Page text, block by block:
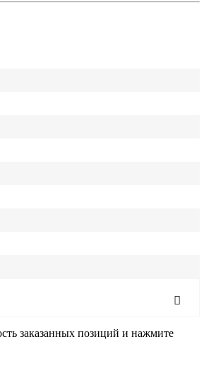
заказанных позиций и нажмите